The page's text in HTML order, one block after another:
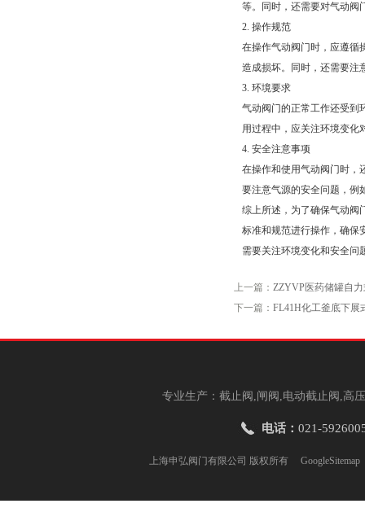
等。同时，还需要对气动阀
2. 操作规范
在操作气动阀门时，应遵循
造成损坏。同时，还需要注
3. 环境要求
气动阀门的正常工作还受到
用过程中，应关注环境变化
4. 安全注意事项
在操作和使用气动阀门时，
要注意气源的安全问题，例
综上所述，为了确保气动阀
标准和规范进行操作，确保
需要关注环境变化和安全问
上一篇： ZZYVP医药储罐自
下一篇： FL41H化工釜底下展
专业生产：截止阀,闸阀,电动截止阀,高
电话： 021-
上海申弘阀门有限公司 版权所有 GoogleSitemap